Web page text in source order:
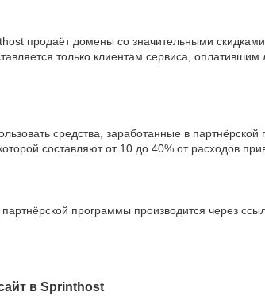
продаёт домены со значительными
только клиентам сервиса,
средства, заработанные в партнёрской
составляют от 10 до 40% от расходов
программы производится через
в Sprinthost